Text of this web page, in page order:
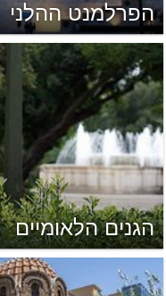
הפרלמנט ההלני
הגנים הלאומיים